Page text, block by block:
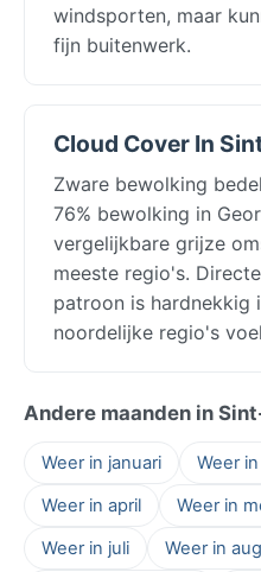
windsporten, maar
fijn buitenwerk.
Cloud Cover In
Zware bewolking
76% bewolking in
vergelijkbare grijze
meeste regio's.
patroon is hardnekkig
noordelijke regio's
Andere maanden in
Weer in januari Weer
Weer in april
Weer in
Weer in juli
Weer in